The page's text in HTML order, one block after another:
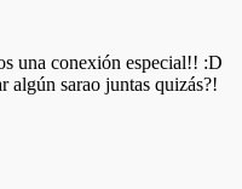
una conexión especial!! :D
algún sarao juntas quizás?!